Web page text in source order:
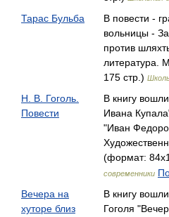
Тарас Бульба
В повести -
вольницы -
против
литература.
175 стр.)
Н. В. Гоголь.
Повести
В книгу
Ивана
"Иван
(формат:
современники
Вечера на
хуторе близ
В книгу
Гоголя